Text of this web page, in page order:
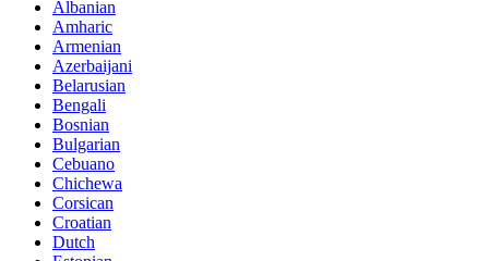
Albanian
Amharic
Armenian
Azerbaijani
Belarusian
Bengali
Bosnian
Bulgarian
Cebuano
Chichewa
Corsican
Croatian
Dutch